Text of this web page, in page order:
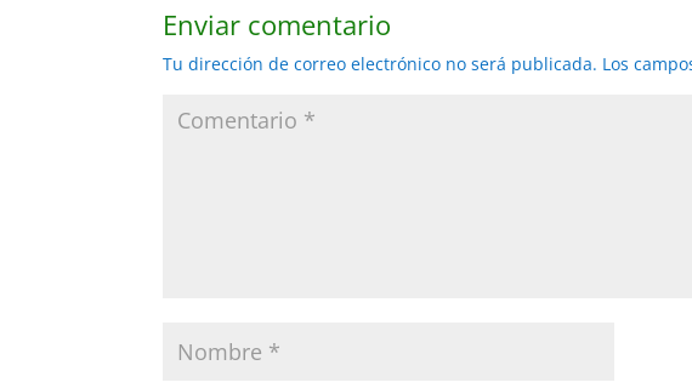
Enviar comentario
Tu dirección de correo electrónico no será publicada. Los